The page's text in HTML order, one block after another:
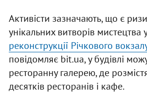
Активісти зазначають, що є
унікальних витворів мистецтва
реконструкції Річкового
повідомляє bit.ua, у будівлі
ресторанну галерею, де
десятків ресторанів і кафе.